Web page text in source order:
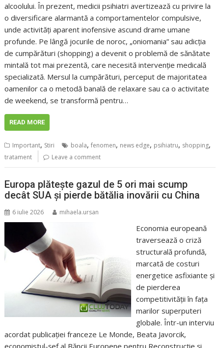
alcoolului. În prezent, medicii psihiatri avertizează cu privire la
o diversificare alarmantă a comportamentelor compulsive,
unde activități aparent inofensive ascund drame umane
profunde. Pe lângă jocurile de noroc, „oniomania” sau adicția
de cumpărături (shopping) a devenit o problemă de sănătate
mintală tot mai prezentă, care necesită intervenție medicală
specializată. Mersul la cumpărături, perceput de majoritatea
oamenilor ca o metodă banală de relaxare sau ca o activitate
de weekend, se transformă pentru…
READ MORE
Important, Stiri boala,fenomen, news edge, psihiatru, shopping,
tratament Leave a comment
Europa plătește gazul de 5 ori mai scump
decât SUA și pierde bătălia inovării cu China
6 iulie 2026 mihaela.ursan
Economia europeană
traversează o criză
structurală profundă,
marcată de costuri
energetice asfixiante și
de pierderea
competitivității în fața
marilor superputeri
globale. Într-un interviu
acordat publicației franceze Le Monde, Beata Javorcik,
economistul-șef al Băncii Europene pentru Reconstrucție și